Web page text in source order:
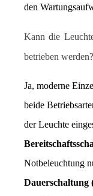
den
Kann die
betrieben werden?
Ja, moderne
beide
Dauerschaltung